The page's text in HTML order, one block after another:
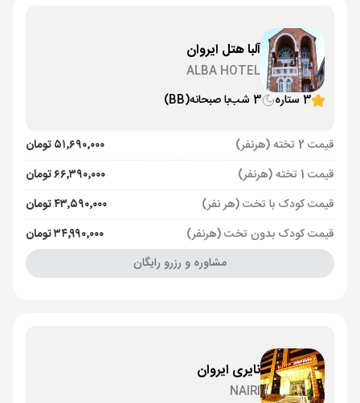
آلبا هتل ایروان
ALBA HOTEL
3 ستاره
3 شب با صبحانه(BB)
قیمت 2 تخته (هرنفر)
۵۱٬۶۹۰٬۰۰۰ تومان
قیمت 1 تخته (هرنفر)
۶۶٬۳۹۰٬۰۰۰ تومان
قیمت کودک با تخت (هر نفر)
۴۳٬۵۹۰٬۰۰۰ تومان
قیمت کودک بدون تخت (هرنفر)
۳۴٬۹۹۰٬۰۰۰ تومان
مشاوره و رزرو رایگان
نایری ایروان
NAIRI